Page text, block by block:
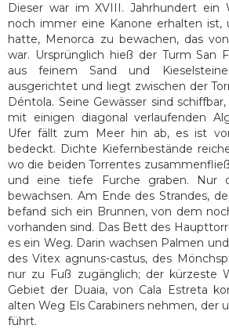
Dieser war im XVIII. Jahrhundert ein
noch immer eine Kanone erhalten ist,
hatte, Menorca zu bewachen, das
war. Ursprünglich hieß der Turm San
aus feinem Sand und
ausgerichtet und liegt zwischen der
Déntola. Seine Gewässer sind
mit einigen diagonal verlaufenden
Ufer fällt zum Meer hin ab, es ist
bedeckt. Dichte Kiefernbestände
wo die beiden Torrentes
und eine tiefe Furche graben. Nur
bewachsen. Am Ende des Strandes,
befand sich ein Brunnen, von dem
vorhanden sind. Das Bett des
es ein Weg. Darin wachsen Palmen
des Vitex agnuns-castus, des
nur zu Fuß zugänglich; der kürzeste
Gebiet der Duaia, von Cala Estreta
alten Weg Els Carabiners nehmen, der
führt.